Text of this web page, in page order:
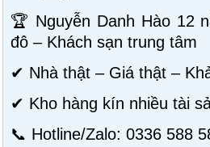
🏆 Nguyễn Danh Hào 12
đô – Khách sạn trung tâm
✔ Nhà thật – Giá thật –
✔ Kho hàng kín nhiều tài
📞 Hotline/Zalo: 0336 588